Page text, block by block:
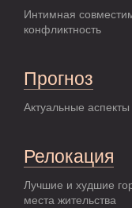
Интимная
конфликтность
Прогноз
Актуальные
Релокация
Лучшие и худшие
места жительства